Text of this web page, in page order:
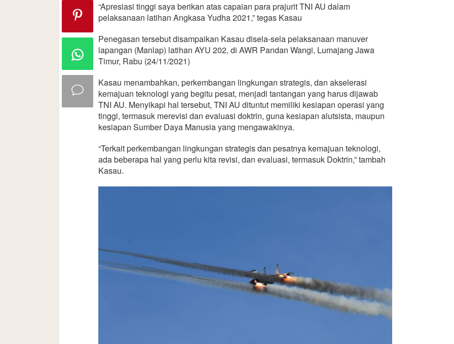
“Apresiasi tinggi saya berikan atas capaian para prajurit TNI AU dalam
pelaksanaan latihan Angkasa Yudha 2021,” tegas Kasau
Penegasan tersebut disampaikan Kasau disela-sela pelaksanaan manuver
lapangan (Manlap) latihan AYU 202, di AWR Pandan Wangi, Lumajang Jawa
Timur, Rabu (24/11/2021)
Kasau menambahkan, perkembangan lingkungan strategis, dan akselerasi
kemajuan teknologi yang begitu pesat, menjadi tantangan yang harus dijawab
TNI AU. Menyikapi hal tersebut, TNI AU dituntut memiliki kesiapan operasi yang
tinggi, termasuk merevisi dan evaluasi doktrin, guna kesiapan alutsista, maupun
kesiapan Sumber Daya Manusia yang mengawakinya.
“Terkait perkembangan lingkungan strategis dan pesatnya kemajuan teknologi,
ada beberapa hal yang perlu kita revisi, dan evaluasi, termasuk Doktrin,” tambah
Kasau.